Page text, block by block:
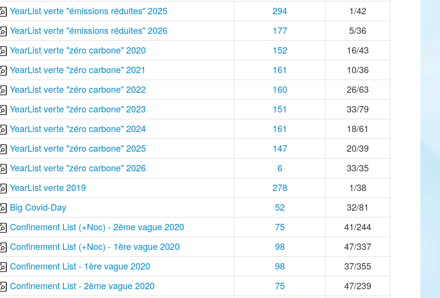
YearList verte "émissions réduites" 2025
294
1/42
YearList verte "émissions réduites" 2026
177
5/36
YearList verte "zéro carbone" 2020
152
16/43
YearList verte "zéro carbone" 2021
161
10/36
YearList verte "zéro carbone" 2022
160
26/63
YearList verte "zéro carbone" 2023
151
33/79
YearList verte "zéro carbone" 2024
161
18/61
YearList verte "zéro carbone" 2025
147
20/39
YearList verte "zéro carbone" 2026
6
33/35
YearList verte 2019
278
1/38
Big Covid-Day
52
32/81
Confinement List (+Noc) - 2ème vague 2020
75
41/244
Confinement List (+Noc) - 1ère vague 2020
98
47/337
Confinement List - 1ère vague 2020
98
37/355
Confinement List - 2ème vague 2020
75
47/239